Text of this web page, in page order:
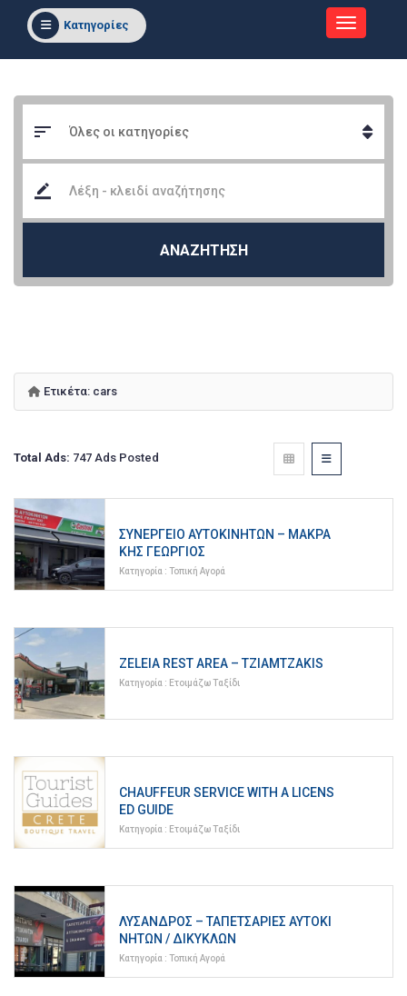
Κατηγορίες
ΑΝΑΖΗΤΗΣΗ
Ετικέτα: cars
Total Ads: 747 Ads Posted
ΣΥΝΕΡΓΕΊΟ ΑΥΤΟΚΙΝΉΤΩΝ – ΜΑΚΡΆ
ΚΗΣ ΓΕΏΡΓΙΟΣ
Κατηγορία : Τοπική Αγορά
ZELEIA REST AREA – TZIAMTZAKIS
Κατηγορία : Ετοιμάζω Ταξίδι
CHAUFFEUR SERVICE WITH A LICENS
ED GUIDE
Κατηγορία : Ετοιμάζω Ταξίδι
ΛΎΣΑΝΔΡΟΣ – ΤΑΠΕΤΣΑΡΊΕΣ ΑΥΤΟΚΙ
ΝΉΤΩΝ / ΔΙΚΎΚΛΩΝ
Κατηγορία : Τοπική Αγορά